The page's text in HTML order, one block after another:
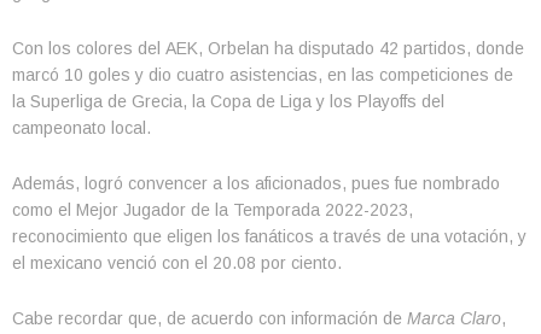
Con los colores del AEK, Orbelan ha disputado 42 partidos, donde
marcó 10 goles y dio cuatro asistencias, en las competiciones de
la Superliga de Grecia, la Copa de Liga y los Playoffs del
campeonato local.
Además, logró convencer a los aficionados, pues fue nombrado
como el Mejor Jugador de la Temporada 2022-2023,
reconocimiento que eligen los fanáticos a través de una votación, y
el mexicano venció con el 20.08 por ciento.
Cabe recordar que, de acuerdo con información de Marca Claro,